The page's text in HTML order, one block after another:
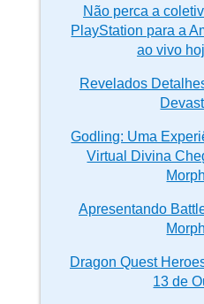
Não perca a
PlayStation para a
ao vivo
Revelados
Godling: Uma
Virtual Divina
Apresentando
Dragon Quest
13 de